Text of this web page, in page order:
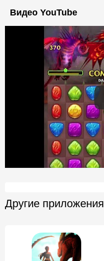
Видео YouTube
Другие приложения